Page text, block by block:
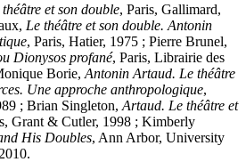
théâtre et son double, Paris, Gallimard,
, Le théâtre et son double. Antonin
, Paris, Hatier, 1975 ; Pierre Brunel,
Dionysos profané, Paris, Librairie des
Borie, Antonin Artaud. Le théâtre
Une approche anthropologique,
; Brian Singleton, Artaud. Le théâtre et
Grant & Cutler, 1998 ; Kimberly
His Doubles, Ann Arbor, University